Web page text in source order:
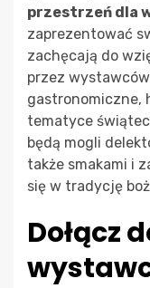
przestrzeń dla
zaprezentować
zachęcają do
przez
gastronomiczne,
tematyce
będą mogli
także smakami i
się w tradycję
Dołącz